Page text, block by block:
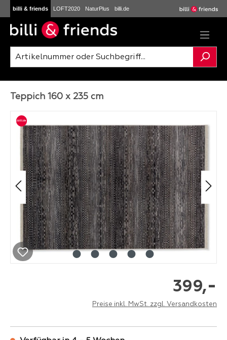
Zum Hauptinhalt springen
billi & friends LOFT2020 NaturPlus billi.de
Bildergalerie überspringen
Teppich 160 x 235 cm
399,-
Preise inkl. MwSt. zzgl. Versandkosten